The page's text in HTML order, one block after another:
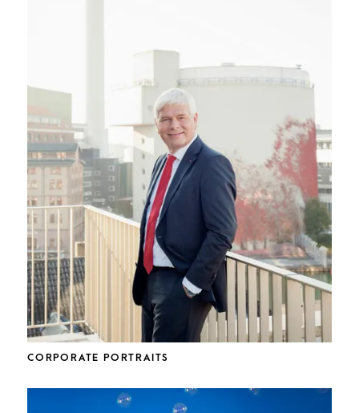
CORPORATE PORTRAITS